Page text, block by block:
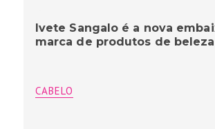
Ivete Sangalo é a nova
marca de produtos de beleza
CABELO